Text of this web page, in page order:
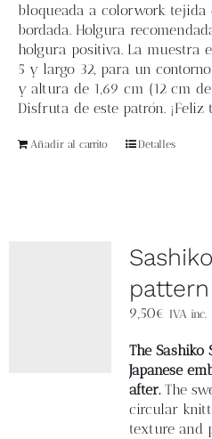
bloqueada a colorwork
bordada. Holgura
holgura positiva. La muestra
5 y largo 32, para un
y altura de 1,69 cm (12 cm
Disfruta de este patrón.
Añadir al carrito Detalles
pattern
9,50€ IVA inc.
The
Japanese
after.The
circular
texture and